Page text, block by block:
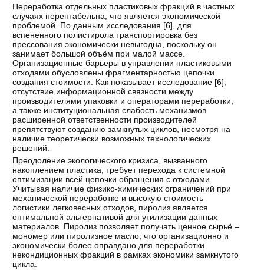
Переработка отдельных пластиковых фракций в частных
случаях нерентабельна, что является экономической
проблемой. По данным исследования [6], для
вспененного полистирола транспортировка без
прессования экономически невыгодна, поскольку он
занимает большой объём при малой массе.
Организационные барьеры в управлении пластиковыми
отходами обусловлены фрагментарностью цепочки
создания стоимости. Как показывает исследование [6],
отсутствие информационной связности между
производителями упаковки и операторами переработки,
а также институциональная слабость механизмов
расширенной ответственности производителей
препятствуют созданию замкнутых циклов, несмотря на
наличие теоретически возможных технологических
решений.
Преодоление экологического кризиса, вызванного
накоплением пластика, требует перехода к системной
оптимизации всей цепочки обращения с отходами.
Учитывая наличие физико-химических ограничений при
механической переработке и высокую стоимость
логистики легковесных отходов, пиролиз является
оптимальной альтернативой для утилизации данных
материалов. Пиролиз позволяет получать ценное сырьё –
мономер или пиролизное масло, что организационно и
экономически более оправдано для переработки
некондиционных фракций в рамках экономики замкнутого
цикла.